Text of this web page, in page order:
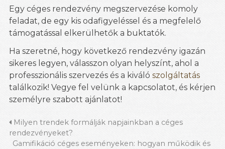
Egy céges rendezvény megszervezése komoly
feladat, de egy kis odafigyeléssel és a megfelelő
támogatással elkerülhetők a buktatók.
Ha szeretné, hogy következő rendezvény igazán
sikeres legyen, válasszon olyan helyszínt, ahol a
professzionális szervezés és a kiváló szolgáltatás
találkozik! Vegye fel velünk a kapcsolatot, és kérjen
személyre szabott ajánlatot!
Milyen trendek formálják napjainkban a céges
rendezvényeket?
Gamifikáció céges eseményeken: hogyan működik és